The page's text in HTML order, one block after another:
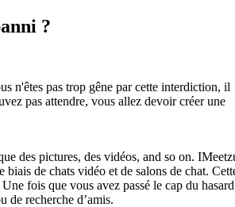
?
n'êtes pas trop gêne par cette interdiction, il
pas attendre, vous allez devoir créer une
des pictures, des vidéos, and so on.
de chats vidéo et de salons de chat.
fois que vous avez passé le cap du
de recherche d’amis.